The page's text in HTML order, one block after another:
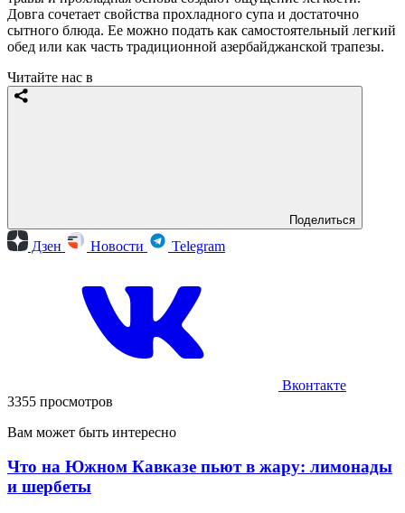
Довга сочетает свойства прохладного супа и достаточно
сытного блюда. Ее можно подать как самостоятельный легкий
обед или как часть традиционной азербайджанской трапезы.
Читайте нас в
Поделиться
Дзен Новости Telegram
Вконтакте
3355 просмотров
Вам может быть интересно
Что на Южном Кавказе пьют в жару: лимонады
и шербеты